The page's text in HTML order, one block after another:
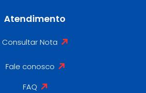
Atendimento
Consultar Nota
Fale conosco
FAQ